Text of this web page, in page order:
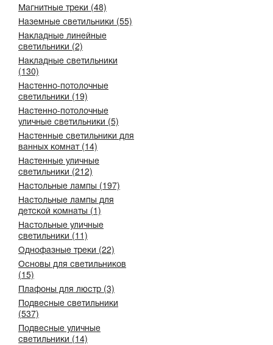
Магнитные треки (48)
Наземные светильники (55)
Накладные линейные
светильники (2)
Накладные светильники
(130)
Настенно-потолочные
светильники (19)
Настенно-потолочные
уличные светильники (5)
Настенные светильники для
ванных комнат (14)
Настенные уличные
светильники (212)
Настольные лампы (197)
Настольные лампы для
детской комнаты (1)
Настольные уличные
светильники (11)
Однофазные треки (22)
Основы для светильников
(15)
Плафоны для люстр (3)
Подвесные светильники
(537)
Подвесные уличные
светильники (14)